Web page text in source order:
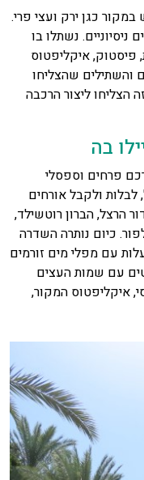
כגן ירק ועצי פרי.
נשתלו בו
פיסטוק, איקליפטוס
והשתילים שהצליחו
הצליחו ליצור הרכבה
בה
פרחים וספסלי
לבלות ולקבל אורחים
הרצל, הברון רוטשילד,
כיום נותרה השדרה
עם מפלי מים זורמים
עם שמות העצים
איקליפטוס המקור,